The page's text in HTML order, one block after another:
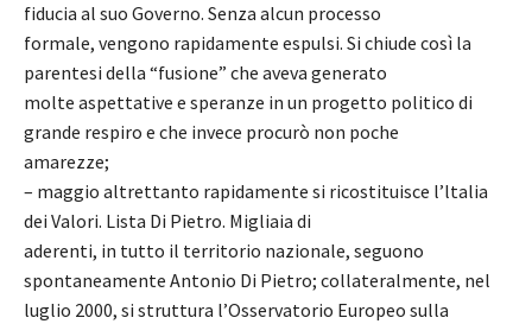
fiducia al suo Governo. Senza alcun processo
formale, vengono rapidamente espulsi. Si chiude così la
parentesi della “fusione” che aveva generato
molte aspettative e speranze in un progetto politico di
grande respiro e che invece procurò non poche
amarezze;
– maggio altrettanto rapidamente si ricostituisce l’ltalia
dei Valori. Lista Di Pietro. Migliaia di
aderenti, in tutto il territorio nazionale, seguono
spontaneamente Antonio Di Pietro; collateralmente, nel
luglio 2000, si struttura l’Osservatorio Europeo sulla